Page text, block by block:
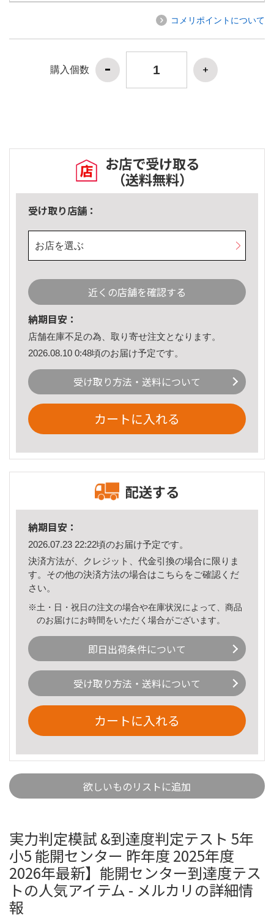
コメリポイントについて
購入個数
お店で受け取る
（送料無料）
受け取り店舗：
お店を選ぶ
近くの店舗を確認する
納期目安：
店舗在庫不足の為、取り寄せ注文となります。
2026.08.10 0:48頃のお届け予定です。
受け取り方法・送料について
カートに入れる
配送する
納期目安：
2026.07.23 22:22頃のお届け予定です。
決済方法が、クレジット、代金引換の場合に限りま
す。その他の決済方法の場合はこちら をご確認くだ
さい。
※土・日・祝日の注文の場合や在庫状況によって、商品
のお届けにお時間をいただく場合がございます。
即日出荷条件について
受け取り方法・送料について
カートに入れる
欲しいものリストに追加
実力判定模試 &到達度判定テスト 5年
小5 能開センター 昨年度 2025年度
2026年最新】能開センター到達度テス
トの人気アイテム - メルカリの詳細情
報